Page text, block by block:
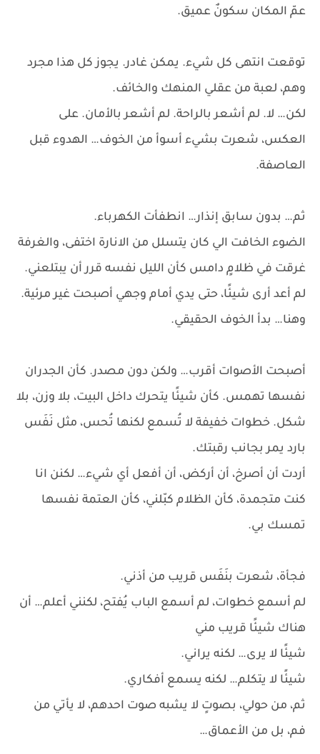
عمّ المكان سكونٌ عميق.
توقعت انتهى كل شيء. يمكن غادر. يجوز كل هذا مجرد
وهم، لعبة من عقلي المنهك والخائف.
لكن… لا. لم أشعر بالراحة. لم أشعر بالأمان. على
العكس، شعرت بشيء أسوأ من الخوف… الهدوء قبل
العاصفة.
ثم… بدون سابق إنذار… انطفأت الكهرباء.
الضوء الخافت الي كان يتسلل من الانارة اختفى، والغرفة
غرقت في ظلامٍ دامس كأن الليل نفسه قرر أن يبتلعني.
لم أعد أرى شيئًا، حتى يدي أمام وجهي أصبحت غير مرئية.
وهنا… بدأ الخوف الحقيقي.
أصبحت الأصوات أقرب… ولكن دون مصدر. كأن الجدران
نفسها تهمس. كأن شيئًا يتحرك داخل البيت، بلا وزن، بلا
شكل. خطوات خفيفة لا تُسمع لكنها تُحس، مثل نَفَس
بارد يمر بجانب رقبتك.
أردت أن أصرخ، أن أركض، أن أفعل أي شيء… لكنن انا
كنت متجمدة، كأن الظلام كبّلني، كأن العتمة نفسها
تمسك بي.
فجأة، شعرت بنَفَس قريب من أذني.
لم أسمع خطوات، لم أسمع الباب يُفتح، لكنني أعلم… أن
هناك شيئًا قريب مني
شيئًا لا يرى… لكنه يراني.
شيئًا لا يتكلم… لكنه يسمع أفكاري.
ثم، من حولي، بصوتٍ لا يشبه صوت احدهم، لا يأتي من
فم، بل من الأعماق…